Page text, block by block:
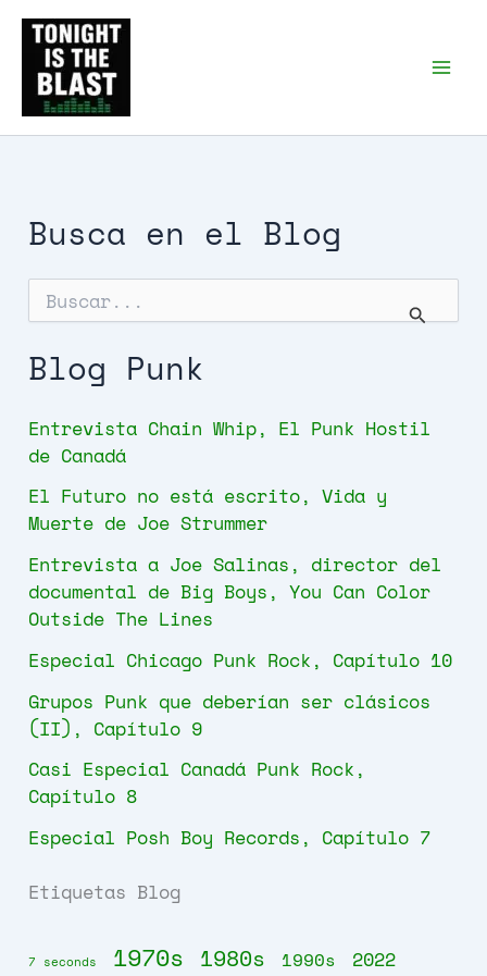
contenido
Busca en el Blog
c
a
p
o
r
:
Blog Punk
Entrevista Chain Whip, El Punk Hostil
de Canadá
El Futuro no está escrito, Vida y
Muerte de Joe Strummer
Entrevista a Joe Salinas, director del
documental de Big Boys, You Can Color
Outside The Lines
Especial Chicago Punk Rock, Capítulo 10
Grupos Punk que deberían ser clásicos
(II), Capítulo 9
Casi Especial Canadá Punk Rock,
Capítulo 8
Especial Posh Boy Records, Capítulo 7
Etiquetas Blog
7 seconds 1970s 1980s 1990s 2022